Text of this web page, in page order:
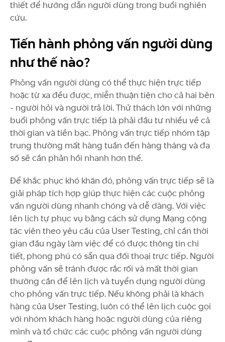
thiết để hướng dẫn người dùng trong buổi nghiên
cứu.
Tiến hành phỏng vấn người dùng
như thế nào?
Phỏng vấn người dùng có thể thực hiện trực tiếp
hoặc từ xa đều được, miễn thuận tiện cho cả hai bên
- người hỏi và người trả lời. Thử thách lớn với những
buổi phỏng vấn trực tiếp là phải đầu tư nhiều về cả
thời gian và tiền bạc. Phỏng vấn trực tiếp nhóm tập
trung thường mất hàng tuần đến hàng tháng và đa
số sẽ cần phản hồi nhanh hơn thế.
Để khắc phục khó khăn đó, phỏng vấn trực tiếp sẽ là
giải pháp tích hợp giúp thực hiện các cuộc phỏng
vấn người dùng nhanh chóng và dễ dàng. Với việc
lên lịch tự phục vụ bằng cách sử dụng Mạng cộng
tác viên theo yêu cầu của User Testing, chỉ cần thời
gian đầu ngày làm việc để có được thông tin chi
tiết, phong phú có sẵn qua đối thoại trực tiếp. Người
phỏng vấn sẽ tránh được rắc rối và mất thời gian
thường cần để lên lịch và tuyển dụng người dùng
cho phỏng vấn trực tiếp. Nếu không phải là khách
hàng của User Testing, luôn có thể lên lịch cuộc gọi
với nhóm khách hàng hoặc người dùng của riêng
mình và tổ chức các cuộc phỏng vấn người dùng